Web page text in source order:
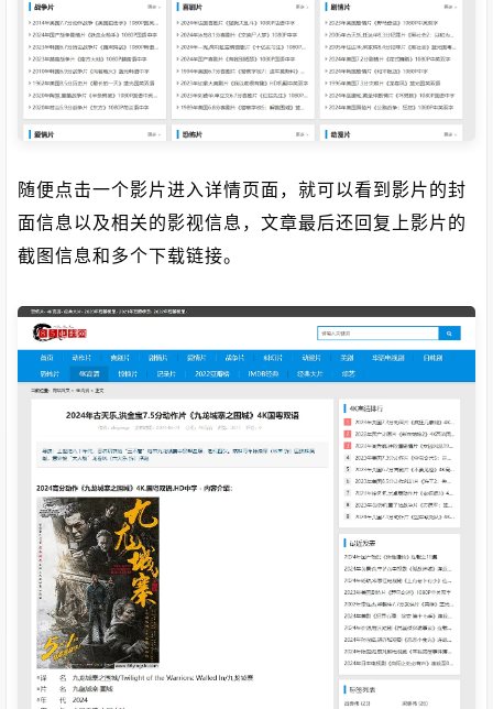
随便点击一个影片进入详情页面，就可以看到影片的封
面信息以及相关的影视信息，文章最后还回复上影片的
截图信息和多个下载链接。